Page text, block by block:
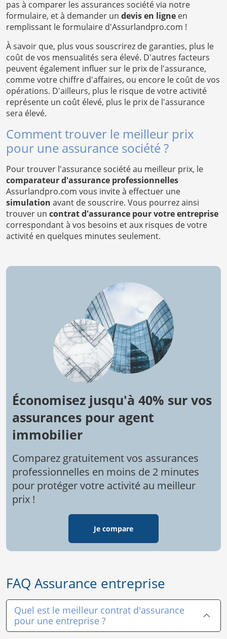
pas à comparer les assurances société via notre
formulaire, et à demander un devis en ligne en
remplissant le formulaire d'Assurlandpro.com !
À savoir que, plus vous souscrirez de garanties, plus le
coût de vos mensualités sera élevé. D'autres facteurs
peuvent également influer sur le prix de l'assurance,
comme votre chiffre d'affaires, ou encore le coût de vos
opérations. D'ailleurs, plus le risque de votre activité
représente un coût élevé, plus le prix de l'assurance
sera élevé.
Comment trouver le meilleur prix
pour une assurance société ?
Pour trouver l'assurance société au meilleur prix, le
comparateur d'assurance professionnelles
Assurlandpro.com vous invite à effectuer une
simulation avant de souscrire. Vous pourrez ainsi
trouver un contrat d'assurance pour votre entreprise
correspondant à vos besoins et aux risques de votre
activité en quelques minutes seulement.
Économisez jusqu'à 40% sur vos
assurances pour agent
immobilier
Comparez gratuitement vos assurances
professionnelles en moins de 2 minutes
pour protéger votre activité au meilleur
prix !
Je compare
FAQ Assurance entreprise
Quel est le meilleur contrat d'assurance
pour une entreprise ?